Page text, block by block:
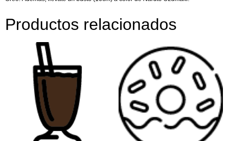
Productos relacionados